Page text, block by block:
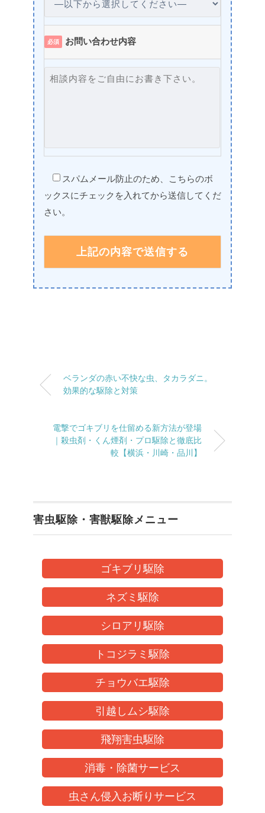
必須 お問い合わせ内容
スパムメール防止のため、こちらのボ
ックスにチェックを入れてから送信してくだ
さい。
ベランダの赤い不快な虫、タカラダニ。
効果的な駆除と対策
電撃でゴキブリを仕留める新方法が登場
｜殺虫剤・くん煙剤・プロ駆除と徹底比
較【横浜・川崎・品川】
害虫駆除・害獣駆除メニュー
ゴキブリ駆除
ネズミ駆除
シロアリ駆除
トコジラミ駆除
チョウバエ駆除
引越しムシ駆除
飛翔害虫駆除
消毒・除菌サービス
虫さん侵入お断りサービス